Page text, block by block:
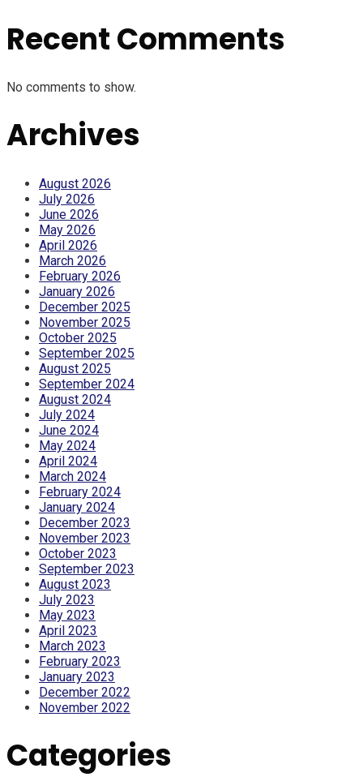
Recent Comments
No comments to show.
Archives
August 2026
July 2026
June 2026
May 2026
April 2026
March 2026
February 2026
January 2026
December 2025
November 2025
October 2025
September 2025
August 2025
September 2024
August 2024
July 2024
June 2024
May 2024
April 2024
March 2024
February 2024
January 2024
December 2023
November 2023
October 2023
September 2023
August 2023
July 2023
May 2023
April 2023
March 2023
February 2023
January 2023
December 2022
November 2022
Categories